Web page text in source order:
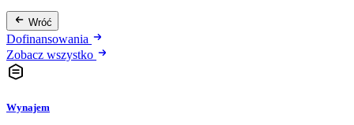
Wróć
Dofinansowania
Zobacz wszystko
Wynajem